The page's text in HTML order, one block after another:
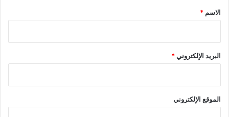
*
الاسم *
البريد الإلكتروني*
الموقع الإلكتروني